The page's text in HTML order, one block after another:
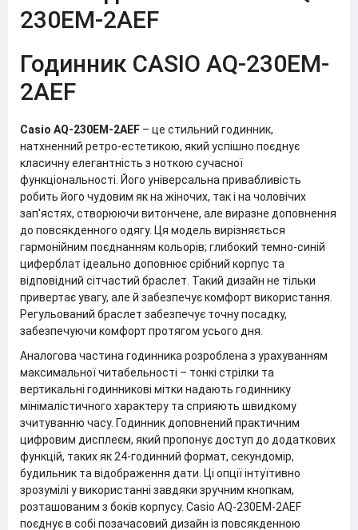
230EM-2AEF
Годинник CASIO AQ-230EM-
2AEF
Casio AQ-230EM-2AEF – це стильний годинник,
натхненний ретро-естетикою, який успішно поєднує
класичну елегантність з ноткою сучасної
функціональності. Його універсальна привабливість
робить його чудовим як на жіночих, так і на чоловічих
зап'ястях, створюючи витончене, але виразне доповнення
до повсякденного одягу. Ця модель вирізняється
гармонійним поєднанням кольорів; глибокий темно-синій
циферблат ідеально доповнює срібний корпус та
відповідний сітчастий браслет. Такий дизайн не тільки
привертає увагу, але й забезпечує комфорт використання.
Регульований браслет забезпечує точну посадку,
забезпечуючи комфорт протягом усього дня.
Аналогова частина годинника розроблена з урахуванням
максимальної читабельності – тонкі стрілки та
вертикальні годинникові мітки надають годиннику
мінімалістичного характеру та сприяють швидкому
зчитуванню часу. Годинник доповнений практичним
цифровим дисплеєм, який пропонує доступ до додаткових
функцій, таких як 24-годинний формат, секундомір,
будильник та відображення дати. Ці опції інтуїтивно
зрозумілі у використанні завдяки зручним кнопкам,
розташованим з боків корпусу. Casio AQ-230EM-2AEF
поєднує в собі позачасовий дизайн із повсякденною